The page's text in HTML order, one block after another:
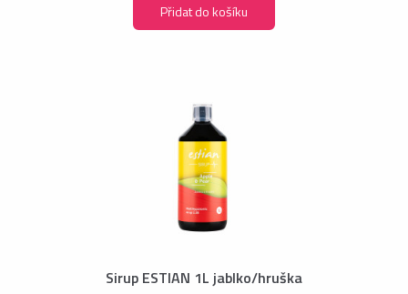
Přidat do košíku
Sirup ESTIAN 1L jablko/hruška